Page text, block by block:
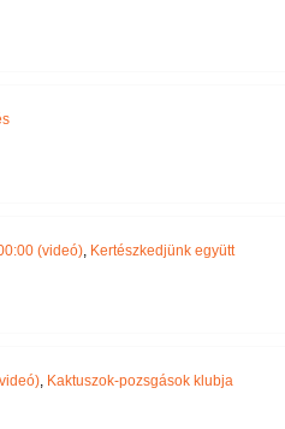
(videó), Kertészkedjünk együtt
, Kaktuszok-pozsgások klubja